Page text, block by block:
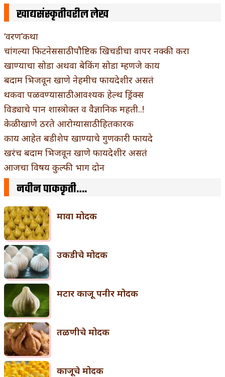
खाद्यसंस्कृतीवरील लेख
‘वरण’कथा
चांगल्या फिटनेससाठी पौष्टिक खिचडीचा वापर नक्की करा
खाण्याचा सोडा अथवा बेकिंग सोडा म्हणजे काय
बदाम भिजवून खाणे नेहमीच फायदेशीर असतं
थकवा पळवण्यासाठी आवश्यक हेल्थ ड्रिंक्स
विड्याचे पान शास्त्रोक्त व वैज्ञानिक महती..!
केळी खाणे ठरते आरोग्यासाठी हितकारक
काय आहेत बडीशेप खाण्याचे गुणकारी फायदे
खरंच बदाम भिजवून खाणे फायदेशीर असतं
आजचा विषय कुल्फी भाग दोन
नवीन पाककृती….
मावा मोदक
उकडीचे मोदक
मटार काजू पनीर मोदक
तळणीचे मोदक
काजूचे मोदक